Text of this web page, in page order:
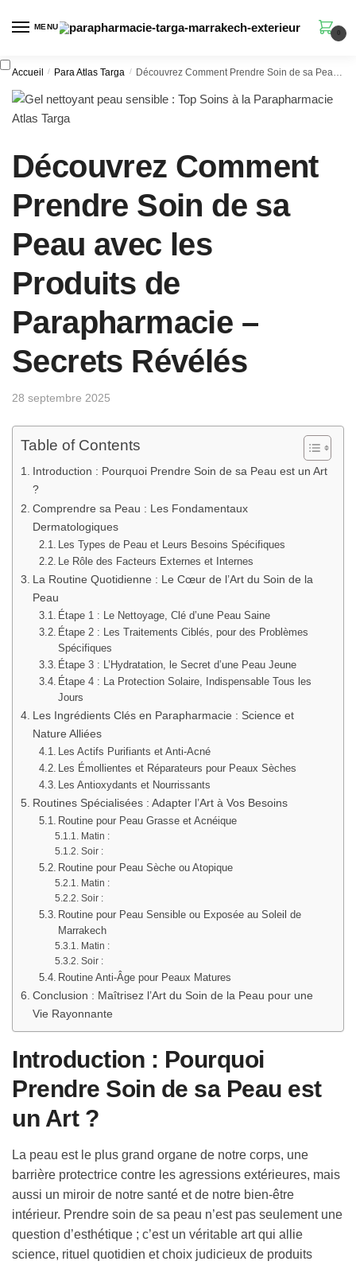
MENU
0
Accueil / Para Atlas Targa / Découvrez Comment Prendre Soin de sa Peau avec les Produits de Parapharmacie – Secrets Révélés
Découvrez Comment
Prendre Soin de sa
Peau avec les
Produits de
Parapharmacie –
Secrets Révélés
28 septembre 2025
Table of Contents
Introduction : Pourquoi Prendre Soin de sa Peau est un Art
?
Comprendre sa Peau : Les Fondamentaux
Dermatologiques
Les Types de Peau et Leurs Besoins Spécifiques
Le Rôle des Facteurs Externes et Internes
La Routine Quotidienne : Le Cœur de l’Art du Soin de la
Peau
Étape 1 : Le Nettoyage, Clé d’une Peau Saine
Étape 2 : Les Traitements Ciblés, pour des Problèmes
Spécifiques
Étape 3 : L’Hydratation, le Secret d’une Peau Jeune
Étape 4 : La Protection Solaire, Indispensable Tous les
Jours
Les Ingrédients Clés en Parapharmacie : Science et
Nature Alliées
Les Actifs Purifiants et Anti-Acné
Les Émollientes et Réparateurs pour Peaux Sèches
Les Antioxydants et Nourrissants
Routines Spécialisées : Adapter l’Art à Vos Besoins
Routine pour Peau Grasse et Acnéique
Matin :
Soir :
Routine pour Peau Sèche ou Atopique
Matin :
Soir :
Routine pour Peau Sensible ou Exposée au Soleil de
Marrakech
Matin :
Soir :
Routine Anti-Âge pour Peaux Matures
Conclusion : Maîtrisez l’Art du Soin de la Peau pour une
Vie Rayonnante
Introduction : Pourquoi
Prendre Soin de sa Peau est
un Art ?
La peau est le plus grand organe de notre corps, une
barrière protectrice contre les agressions extérieures, mais
aussi un miroir de notre santé et de notre bien-être
intérieur. Prendre soin de sa peau n’est pas seulement une
question d’esthétique ; c’est un véritable art qui allie
science, rituel quotidien et choix judicieux de produits